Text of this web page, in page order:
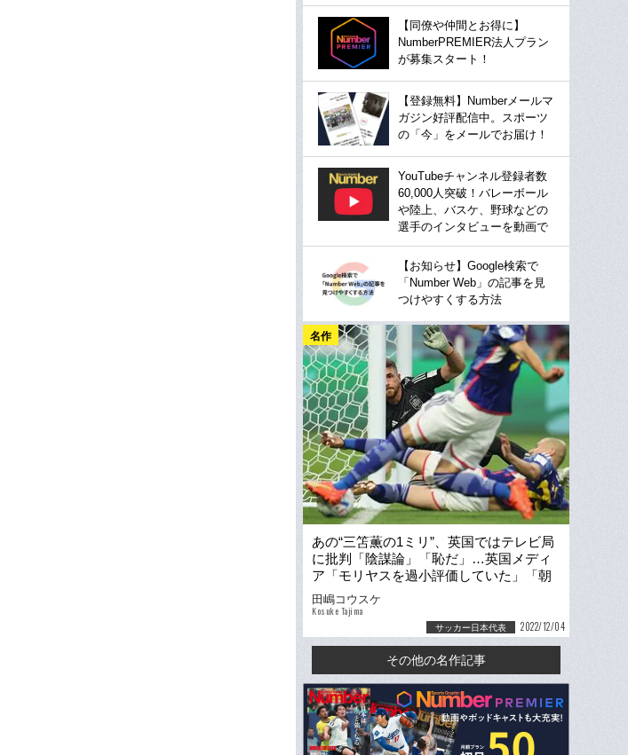
【同僚や仲間とお得に】
NumberPREMIER法人プラン
が募集スタート！
【登録無料】Numberメールマ
ガジン好評配信中。スポーツ
の「今」をメールでお届け！
YouTubeチャンネル登録者数
60,000人突破！バレーボール
や陸上、バスケ、野球などの
選手のインタビューを動画で
【お知らせ】Google検索で
「Number Web」の記事を見
つけやすくする方法
名作
あの“三笘薫の1ミリ”、英国ではテレビ局
に批判「陰謀論」「恥だ」…英国メディ
ア「モリヤスを過小評価していた」「朝
食はスシにするよ」日本代表を絶賛
田嶋コウスケ
Kosuke Tajima
サッカー日本代表 2022/12/04
その他の名作記事